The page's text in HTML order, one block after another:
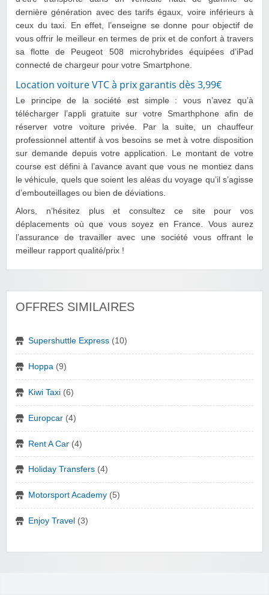
dernière génération avec des tarifs égaux, voire inférieurs à
ceux du taxi. En effet, l’enseigne se donne pour objectif de
vous offrir le meilleur en termes de prix et de confort à travers
sa flotte de Peugeot 508 micro­hybrides équipées d’iPad
connecté de chargeur pour votre Smartphone.
Location voiture VTC à prix garantis dès 3,99€
Le principe de la société est simple : vous n’avez qu’à
télécharger l’appli gratuite sur votre Smarthphone afin de
réserver votre voiture privée. Par la suite, un chauffeur
professionnel attentif à vos besoins se met à votre disposition
sur demande depuis votre application. Le montant de votre
course est défini à l’avance avant que vous ne montiez dans
le véhicule, quels que soient les aléas du voyage qu’il s’agisse
d’embouteillages ou bien de déviations.
Alors, n’hésitez plus et consultez ce site pour vos
déplacements où que vous soyez en France. Vous aurez
l’assurance de travailler avec une société vous offrant le
meilleur rapport qualité/prix !
OFFRES SIMILAIRES
Supershuttle Express (10)
Hoppa (9)
Kiwi Taxi (6)
Europcar (4)
Rent A Car (4)
Holiday Transfers (4)
Motorsport Academy (5)
Enjoy Travel (3)